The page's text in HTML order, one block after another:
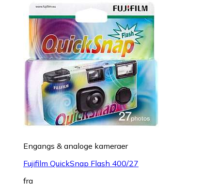
Engangs & analoge kameraer
Fujifilm QuickSnap Flash 400/27
fra